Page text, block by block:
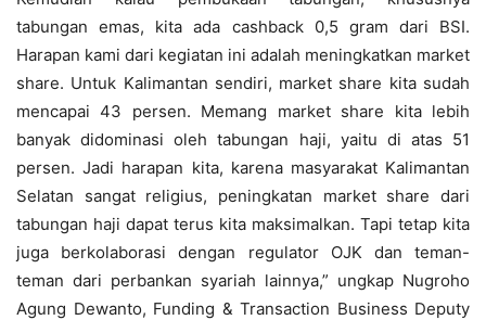
tabungan emas, kita ada cashback 0,5 gram dari BSI.
Harapan kami dari kegiatan ini adalah meningkatkan market
share. Untuk Kalimantan sendiri, market share kita sudah
mencapai 43 persen. Memang market share kita lebih
banyak didominasi oleh tabungan haji, yaitu di atas 51
persen. Jadi harapan kita, karena masyarakat Kalimantan
Selatan sangat religius, peningkatan market share dari
tabungan haji dapat terus kita maksimalkan. Tapi tetap kita
juga berkolaborasi dengan regulator OJK dan teman-
teman dari perbankan syariah lainnya,” ungkap Nugroho
Agung Dewanto, Funding & Transaction Business Deputy